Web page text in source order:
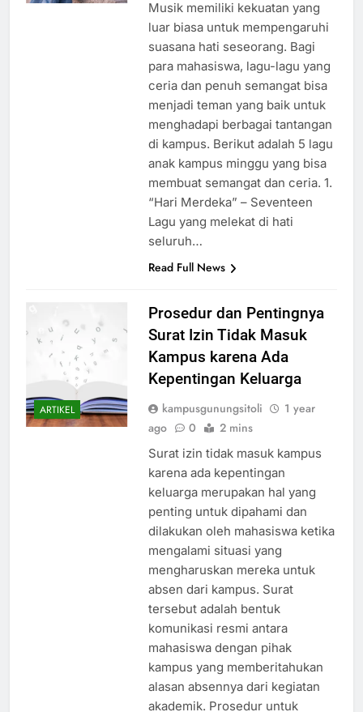
Musik memiliki kekuatan yang
luar biasa untuk mempengaruhi
suasana hati seseorang. Bagi
para mahasiswa, lagu-lagu yang
ceria dan penuh semangat bisa
menjadi teman yang baik untuk
menghadapi berbagai tantangan
di kampus. Berikut adalah 5 lagu
anak kampus minggu yang bisa
membuat semangat dan ceria. 1.
“Hari Merdeka” – Seventeen
Lagu yang melekat di hati
seluruh…
Read Full News
ARTIKEL
Prosedur dan Pentingnya
Surat Izin Tidak Masuk
Kampus karena Ada
Kepentingan Keluarga
kampusgunungsitoli
1 year
ago
0 2 mins
Surat izin tidak masuk kampus
karena ada kepentingan
keluarga merupakan hal yang
penting untuk dipahami dan
dilakukan oleh mahasiswa ketika
mengalami situasi yang
mengharuskan mereka untuk
absen dari kampus. Surat
tersebut adalah bentuk
komunikasi resmi antara
mahasiswa dengan pihak
kampus yang memberitahukan
alasan absennya dari kegiatan
akademik. Prosedur untuk